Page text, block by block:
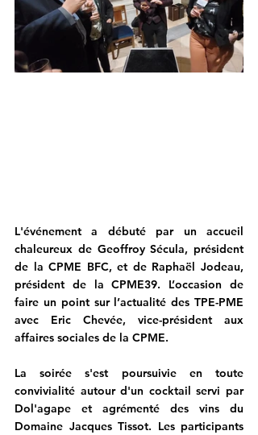
L'événement a débuté par un accueil
chaleureux de Geoffroy Sécula, président
de la CPME BFC, et de Raphaël Jodeau,
président de la CPME39. L’occasion de
faire un point sur l’actualité des TPE-PME
avec Eric Chevée, vice-président aux
affaires sociales de la CPME.
La soirée s'est poursuivie en toute
convivialité autour d'un cocktail servi par
Dol'agape et agrémenté des vins du
Domaine Jacques Tissot. Les participants